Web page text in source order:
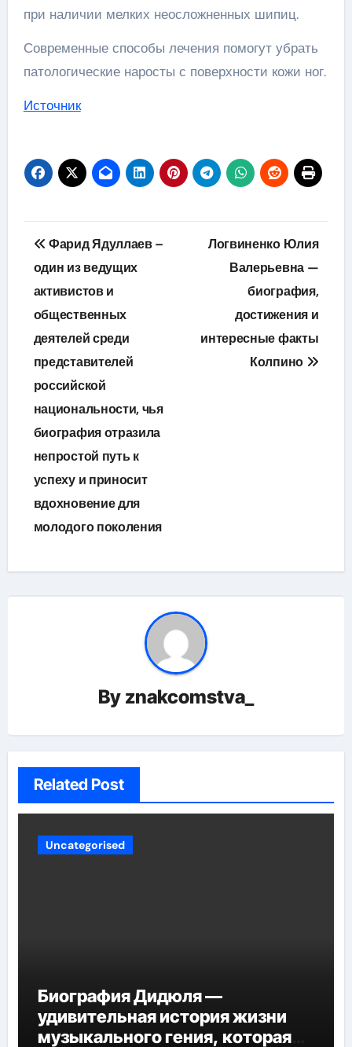
при наличии мелких неосложненных шипиц.
Современные способы лечения помогут убрать
патологические наросты с поверхности кожи ног.
Источник
Навигация
по
записям
Фарид Ядуллаев –
один из ведущих
активистов и
общественных
деятелей среди
представителей
российской
национальности, чья
биография отразила
непростой путь к
успеху и приносит
вдохновение для
молодого поколения
Логвиненко Юлия
Валерьевна —
биография,
достижения и
интересные факты
Колпино
By znakcomstva_
Related Post
Uncategorised
Биография Дидюля —
удивительная история жизни
музыкального гения, которая